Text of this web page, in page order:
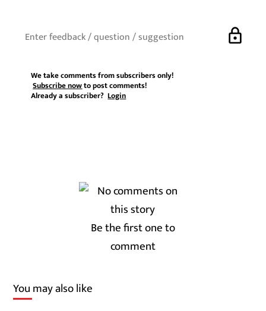
lock
We take comments from subscribers only!
Subscribe nowto post comments!
Already a subscriber?Login
Be the first one to
comment
You may also like